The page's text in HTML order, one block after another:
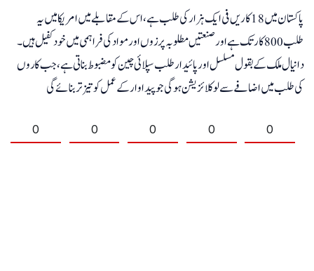
پاکستان میں 18 کاریں فی ایک ہزار کی طلب ہے، اس کے مقابلے میں امریکا میں یہ
طلب 800 کار تک ہے اور صنعتیں مطلوبہ پرزوں اور مواد کی فراہمی میں خودکفیل ہیں۔
دانیال ملک کے بقول مسلسل اور پائیدار طلب سپلائی چین کو مضبوط بناتی ہے، جب کاروں
کی طلب میں اضافے سے لوکلائزیشن ہوگی جو پیداوار کے عمل کو تیز تر بنائے گی
0 0 0 0 0